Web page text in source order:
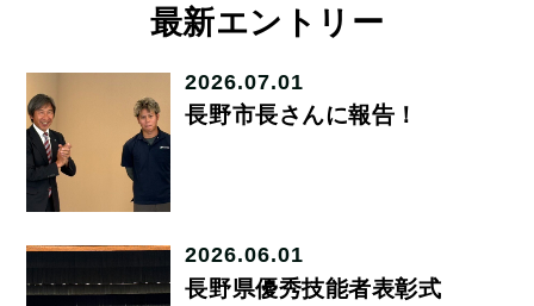
最新エントリー
2026.07.01
長野市長さんに報告！
2026.06.01
長野県優秀技能者表彰式